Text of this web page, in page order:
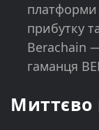
платформи
прибутку
Berachain
гаманця
Миттєво